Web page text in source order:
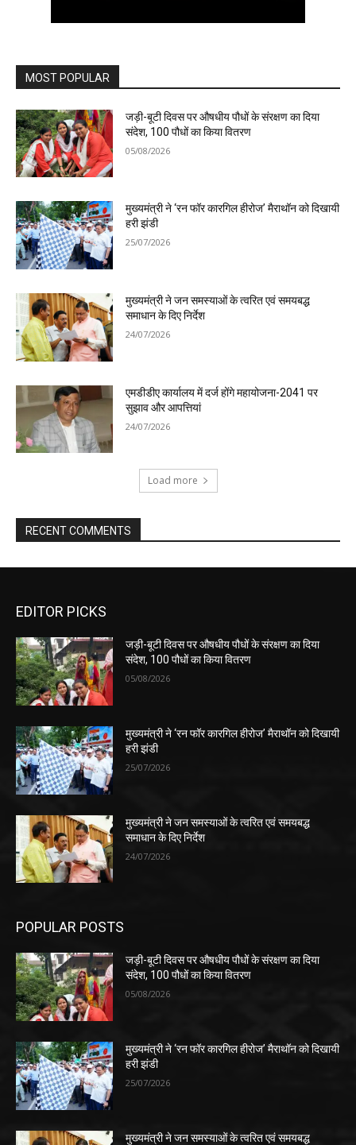
MOST POPULAR
जड़ी-बूटी दिवस पर औषधीय पौधों के संरक्षण का दिया
संदेश, 100 पौधों का किया वितरण
05/08/2026
मुख्यमंत्री ने ‘रन फॉर कारगिल हीरोज’ मैराथॉन को दिखायी
हरी झंडी
25/07/2026
मुख्यमंत्री ने जन समस्याओं के त्वरित एवं समयबद्ध
समाधान के दिए निर्देश
24/07/2026
एमडीडीए कार्यालय में दर्ज होंगे महायोजना-2041 पर
सुझाव और आपत्तियां
24/07/2026
Load more
RECENT COMMENTS
EDITOR PICKS
जड़ी-बूटी दिवस पर औषधीय पौधों के संरक्षण का दिया
संदेश, 100 पौधों का किया वितरण
05/08/2026
मुख्यमंत्री ने ‘रन फॉर कारगिल हीरोज’ मैराथॉन को दिखायी
हरी झंडी
25/07/2026
मुख्यमंत्री ने जन समस्याओं के त्वरित एवं समयबद्ध
समाधान के दिए निर्देश
24/07/2026
POPULAR POSTS
जड़ी-बूटी दिवस पर औषधीय पौधों के संरक्षण का दिया
संदेश, 100 पौधों का किया वितरण
05/08/2026
मुख्यमंत्री ने ‘रन फॉर कारगिल हीरोज’ मैराथॉन को दिखायी
हरी झंडी
25/07/2026
मुख्यमंत्री ने जन समस्याओं के त्वरित एवं समयबद्ध